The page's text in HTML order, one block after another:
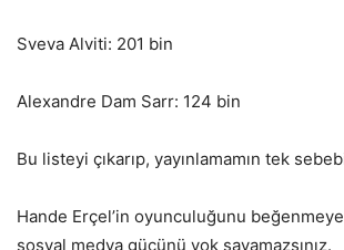
Sveva Alviti: 201 bin
Alexandre Dam Sarr: 124 bin
Bu listeyi çıkarıp, yayınlamamın tek
Hande Erçel’in oyunculuğunu
sosyal medya gücünü yok sayamazsınız.